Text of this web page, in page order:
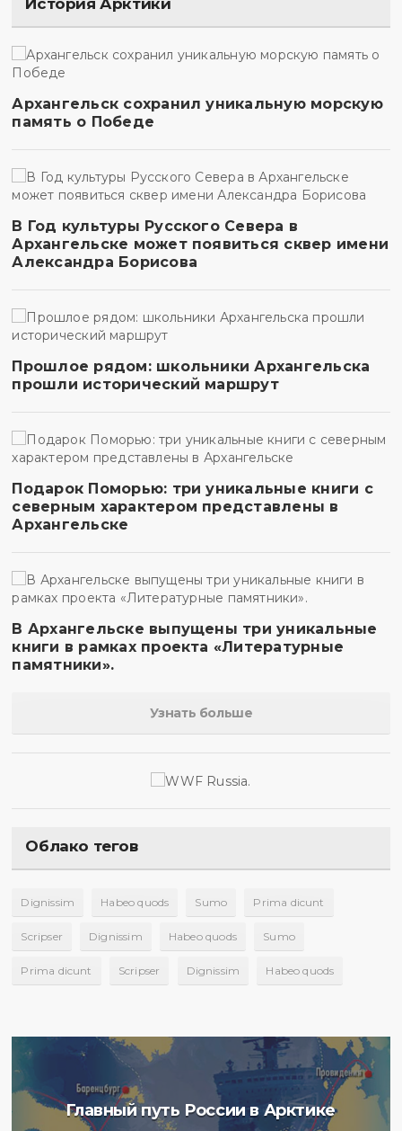
Архангельск сохранил уникальную морскую
память о Победе
В Год культуры Русского Севера в
Архангельске может появиться сквер имени
Александра Борисова
Прошлое рядом: школьники Архангельска
прошли исторический маршрут
Подарок Поморью: три уникальные книги с
северным характером представлены в
Архангельске
В Архангельске выпущены три уникальные
книги в рамках проекта «Литературные
памятники».
Узнать больше
Облако тегов
Dignissim Habeo quods Sumo Prima dicunt
Scripser Dignissim Habeo quods Sumo
Prima dicunt Scripser Dignissim Habeo quods
Главный путь России в Арктике